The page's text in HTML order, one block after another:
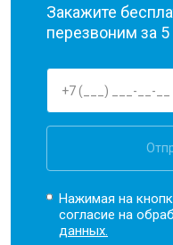
Закажите
перезвоним за
Нажимая на
согласие на
данных.